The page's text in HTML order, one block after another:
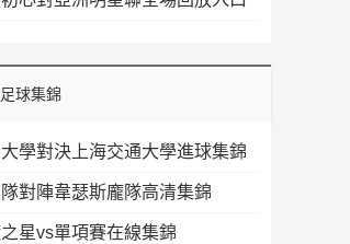
足球集錦
學對決上海交通大學進球集錦
對陣韋瑟斯龐隊高清集錦
星vs單項賽在線集錦